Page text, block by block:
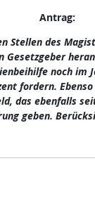
Antrag:
Stellen des
Gesetzgeber
noch im
fordern.
das ebenfalls
geben.